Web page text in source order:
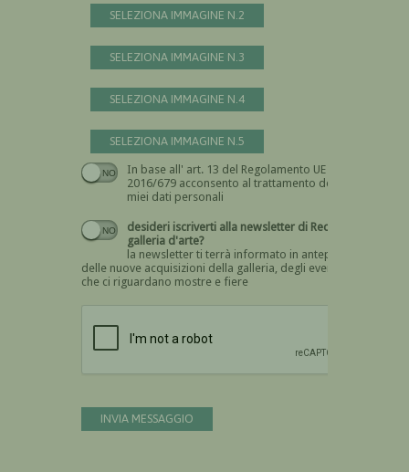
SELEZIONA IMMAGINE N.2
SELEZIONA IMMAGINE N.3
SELEZIONA IMMAGINE N.4
SELEZIONA IMMAGINE N.5
In base all' art. 13 del Regolamento UE n.
2016/679 acconsento al trattamento dei
miei dati personali
Devi dare il consenso
desideri iscriverti alla newsletter di Recta
galleria d'arte?
la newsletter ti terrà informato in anteprima
delle nuove acquisizioni della galleria, degli eventi
che ci riguardano mostre e fiere
INVIA MESSAGGIO